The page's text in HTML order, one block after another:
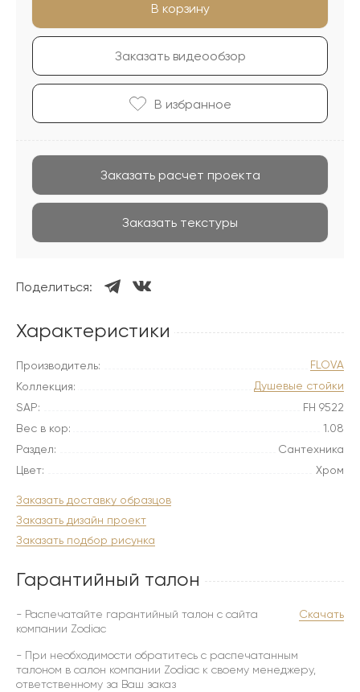
В корзину
Заказать видеообзор
В избранноe
Заказать расчет проекта
Заказать текстуры
Поделиться:
Характеристики
Производитель:
FLOVA
Коллекция:
Душевые стойки
SAP:
FH 9522
Вес в кор:
1.08
Раздел:
Сантехника
Цвет:
Хром
Заказать доставку образцов
Заказать дизайн проект
Заказать подбор рисунка
Гарантийный талон
- Распечатайте гарантийный талон с сайта
компании Zodiac
Скачать
- При необходимости обратитесь с распечатанным
талоном в салон компании Zodiac к своему менеджеру,
ответственному за Ваш заказ